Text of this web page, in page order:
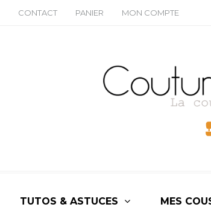
CONTACT PANIER MON COMPTE
TUTOS & ASTUCES MES